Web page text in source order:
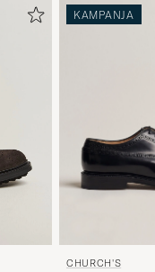
KAMPANJA
CHURCH'S